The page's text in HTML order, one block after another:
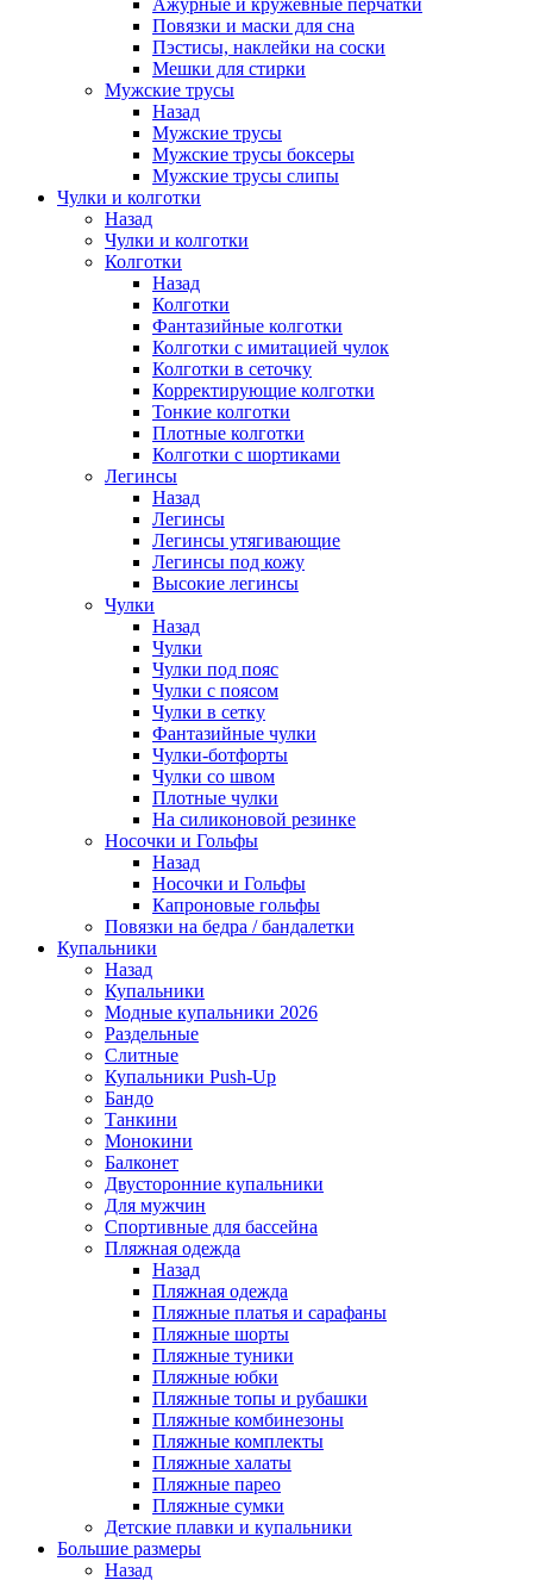
Ажурные и кружевные перчатки
Повязки и маски для сна
Пэстисы, наклейки на соски
Мешки для стирки
Мужские трусы
Назад
Мужские трусы
Мужские трусы боксеры
Мужские трусы слипы
Чулки и колготки
Назад
Чулки и колготки
Колготки
Назад
Колготки
Фантазийные колготки
Колготки с имитацией чулок
Колготки в сеточку
Корректирующие колготки
Тонкие колготки
Плотные колготки
Колготки с шортиками
Легинсы
Назад
Легинсы
Легинсы утягивающие
Легинсы под кожу
Высокие легинсы
Чулки
Назад
Чулки
Чулки под пояс
Чулки с поясом
Чулки в сетку
Фантазийные чулки
Чулки-ботфорты
Чулки со швом
Плотные чулки
На силиконовой резинке
Носочки и Гольфы
Назад
Носочки и Гольфы
Капроновые гольфы
Повязки на бедра / бандалетки
Купальники
Назад
Купальники
Модные купальники 2026
Раздельные
Слитные
Купальники Push-Up
Бандо
Танкини
Монокини
Балконет
Двусторонние купальники
Для мужчин
Спортивные для бассейна
Пляжная одежда
Назад
Пляжная одежда
Пляжные платья и сарафаны
Пляжные шорты
Пляжные туники
Пляжные юбки
Пляжные топы и рубашки
Пляжные комбинезоны
Пляжные комплекты
Пляжные халаты
Пляжные парео
Пляжные сумки
Детские плавки и купальники
Большие размеры
Назад